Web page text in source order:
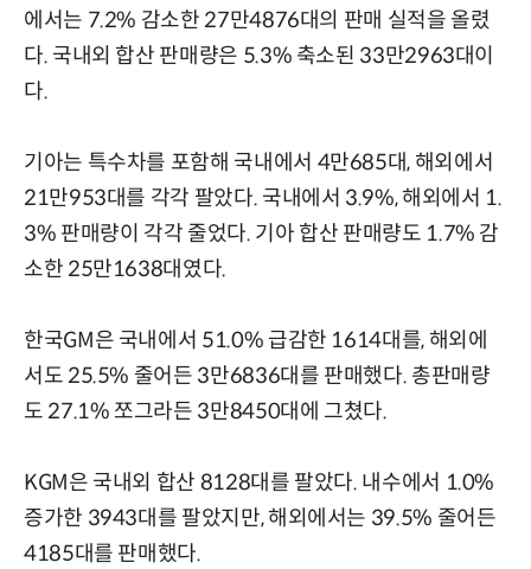
에서는 7.2% 감소한 27만4876대의 판매 실적을 올렸
다. 국내외 합산 판매량은 5.3% 축소된 33만2963대이
다.
기아는 특수차를 포함해 국내에서 4만685대, 해외에서
21만953대를 각각 팔았다. 국내에서 3.9%, 해외에서 1.
3% 판매량이 각각 줄었다. 기아 합산 판매량도 1.7% 감
소한 25만1638대였다.
한국GM은 국내에서 51.0% 급감한 1614대를, 해외에
서도 25.5% 줄어든 3만6836대를 판매했다. 총판매량
도 27.1% 쪼그라든 3만8450대에 그쳤다.
KGM은 국내외 합산 8128대를 팔았다. 내수에서 1.0%
증가한 3943대를 팔았지만, 해외에서는 39.5% 줄어든
4185대를 판매했다.